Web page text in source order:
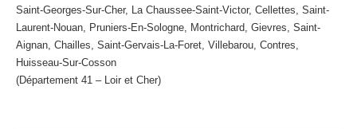
Saint-Georges-Sur-Cher, La Chaussee-Saint-Victor, Cellettes, Saint-
Laurent-Nouan, Pruniers-En-Sologne, Montrichard, Gievres, Saint-
Aignan, Chailles, Saint-Gervais-La-Foret, Villebarou, Contres,
Huisseau-Sur-Cosson
(Département 41 – Loir et Cher)